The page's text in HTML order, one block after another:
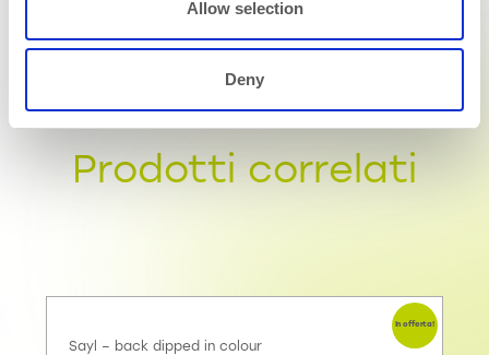
Allow selection
Deny
Prodotti correlati
Sayl – back dipped in colour
In offerta!